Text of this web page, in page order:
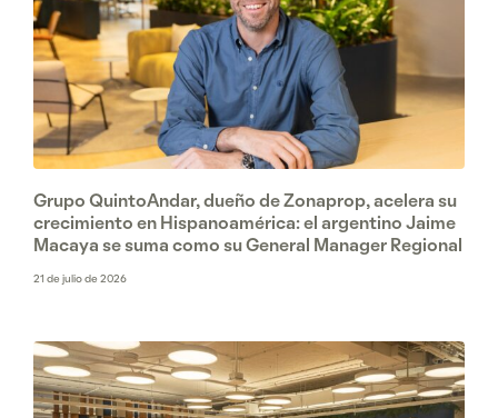
Grupo QuintoAndar, dueño de Zonaprop, acelera su
crecimiento en Hispanoamérica: el argentino Jaime
Macaya se suma como su General Manager Regional
21 de julio de 2026